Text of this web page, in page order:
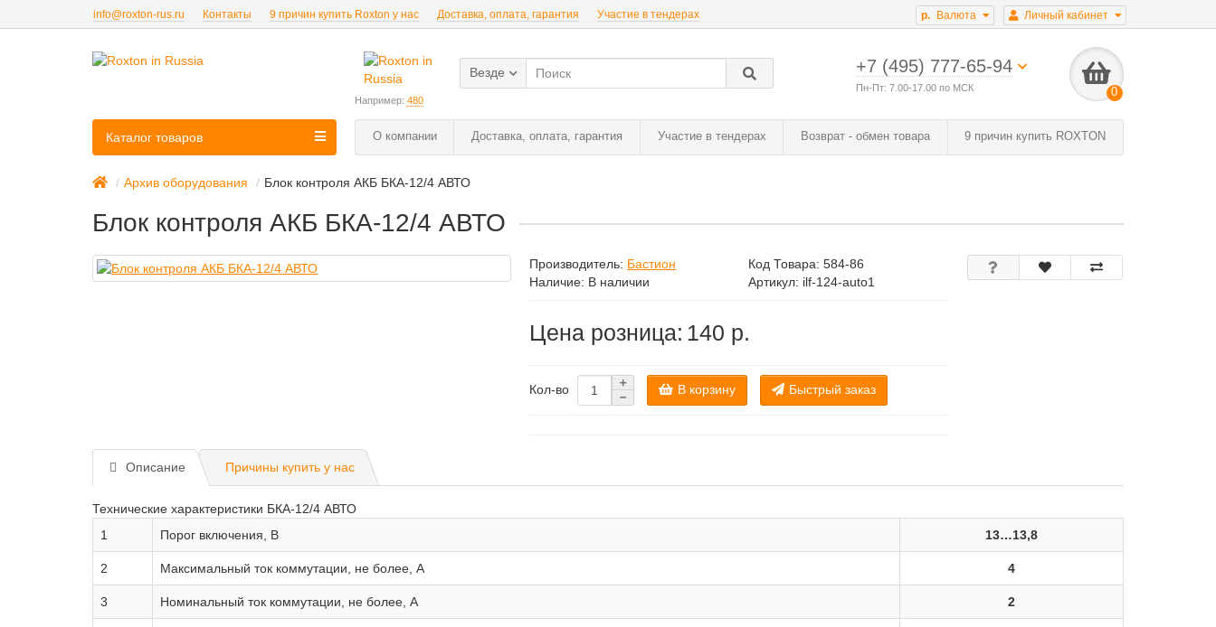
Личный кабинет
р. Валюта
info@roxton-rus.ru Контакты 9 причин купить Roxton у нас Доставка, оплата, гарантия Участие в тендерах
+7 (495) 777-65-94
Пн-Пт: 7.00-17.00 по МСК 0
Везде
Например: 480
О компании Доставка, оплата, гарантия Участие в тендерах Возврат - обмен товара 9 причин купить ROXTON
Каталог товаров
Архив оборудования Блок контроля АКБ БКА-12/4 АВТО
Блок контроля АКБ БКА-12/4 АВТО
Производитель: Бастион Код Товара: 584-86
Наличие: В наличии
Артикул: ilf-124-auto1
Цена розница: 140 р.
Кол-во В корзину Быстрый заказ
Описание Причины купить у нас
Технические характеристики БКА-12/4 АВТО
1
Порог включения, В 13…13,8
2 Максимальный ток коммутации, не более, А 4
3 Номинальный ток коммутации, не более, А 2